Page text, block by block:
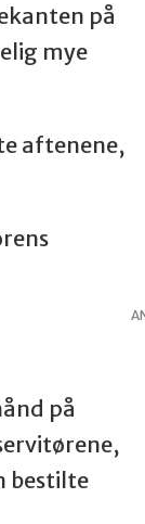
Blanc –
–
og
på
mye
aftenene,
på
bestilte